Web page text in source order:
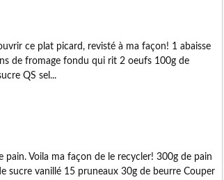
ce plat picard, revisté à ma façon! 1 abaisse
de fromage fondu qui rit 2 oeufs 100g de
QS sel...
Voila ma façon de le recycler! 300g de pain
sucre vanillé 15 pruneaux 30g de beurre Couper